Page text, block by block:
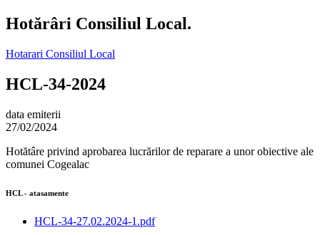
Hotărâri Consiliul Local.
Hotarari Consiliul Local
HCL-34-2024
data emiterii
27/02/2024
Hotătâre privind aprobarea lucrărilor de reparare a unor obiective ale
comunei Cogealac
HCL - atasamente
HCL-34-27.02.2024-1.pdf